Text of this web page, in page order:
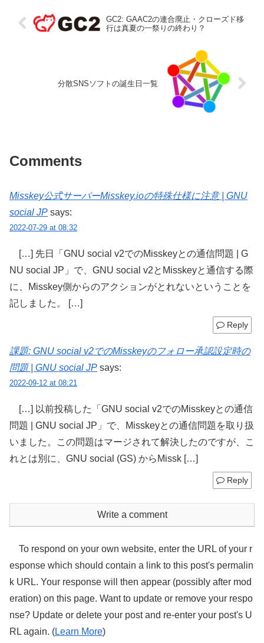
GC2: GAAC2の連合廃止・クローズド移
行は真夏の一祭りの終わり？
分散SNSソフトの誕生日一覧
Comments
Misskey公式サーバーMisskey.ioの特殊仕様に注意 | GNU
social JP says:
2022-07-29 at 08:32
[…] 先日「GNU social v2でのMisskeyとの通信問題 | G
NU social JP」で、GNU social v2とMisskeyと通信する際
に、Misskey側からのアクションがとれないということを
記しました。 […]
Reply
課題: GNU social v2でのMisskeyのフォロー承認設定時の
問題 | GNU social JP says:
2022-09-12 at 08:21
[…] 以前投稿した「GNU social v2でのMisskeyとの通信
問題 | GNU social JP」で、Misskeyとの通信問題を取り扱
いました。この問題はマージされて解決したのですが、こ
れとは別に、GNU social (GS) からMissk […]
Reply
Write a comment
To respond on your own website, enter the URL of your r
esponse which should contain a link to this post's permalin
k URL. Your response will then appear (possibly after mod
eration) on this page. Want to update or remove your respo
nse? Update or delete your post and re-enter your post's U
RL again. (Learn More)